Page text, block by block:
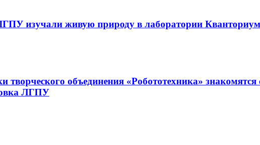
изучали живую природу в лаборатории
творческого объединения «Робототехника»
ЛГПУ